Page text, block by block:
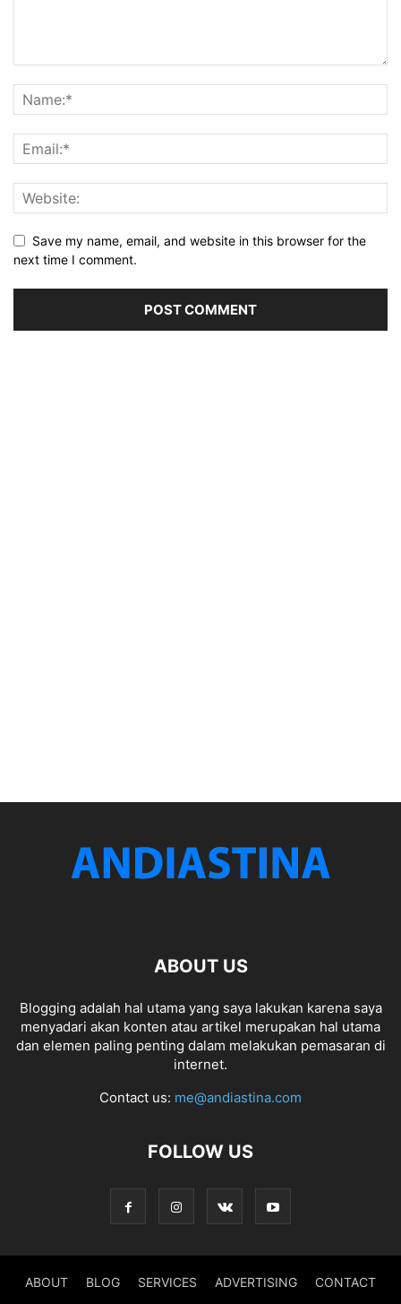
Save my name, email, and website in this browser for the
next time I comment.
ABOUT US
Blogging adalah hal utama yang saya lakukan karena saya
menyadari akan konten atau artikel merupakan hal utama
dan elemen paling penting dalam melakukan pemasaran di
internet.
Contact us: me@andiastina.com
FOLLOW US
ABOUT BLOG SERVICES ADVERTISING CONTACT